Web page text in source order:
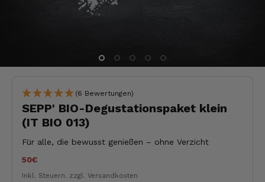
(6 Bewertungen)
SEPP' BIO-Degustationspaket klein
(IT BIO 013)
Für alle, die bewusst genießen – ohne Verzicht
50€
Inkl. Steuern. zzgl. Versandkosten